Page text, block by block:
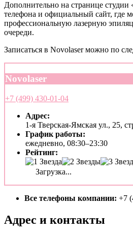
Дополнительно на странице студии
телефона и официальный сайт, где
профессиональную лазерную
очереди.
Записаться в Novolaser можно по
Novolaser
+7 (499) 430-01-04
Адрес:
1-я Тверская-Ямская ул., 25,
График работы:
ежедневно, 08:30–23:30
Рейтинг:
Загрузка...
Все телефоны компании: +7
Адрес и контакты